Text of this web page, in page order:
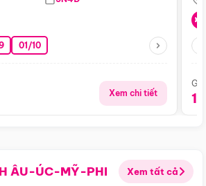
01/10
Xem chi tiết
ÂU-ÚC-MỸ-PHI Xem tất cả
Điểm nổi bật